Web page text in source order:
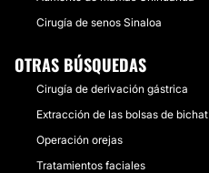
Cirugía de senos Sinaloa
OTRAS BÚSQUEDAS
Cirugía de derivación gástrica
Extracción de las bolsas de bichat
Operación orejas
Tratamientos faciales